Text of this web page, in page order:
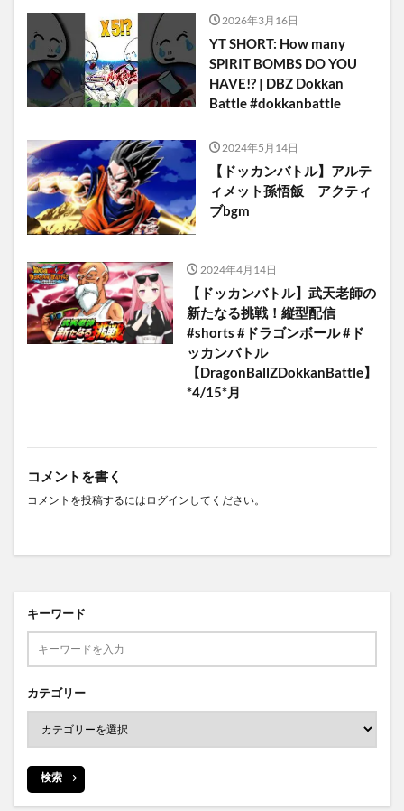
2026年3月16日
YT SHORT: How many
SPIRIT BOMBS DO YOU
HAVE!? | DBZ Dokkan
Battle #dokkanbattle
2024年5月14日
【ドッカンバトル】アルテ
ィメット孫悟飯 アクティ
ブbgm
2024年4月14日
【ドッカンバトル】武天老師の
新たなる挑戦！縦型配信
#shorts #ドラゴンボール #ド
ッカンバトル
【DragonBallZDokkanBattle】
*4/15*月
コメントを書く
コメントを投稿するには ログイン してください。
キーワード
カテゴリー
検索